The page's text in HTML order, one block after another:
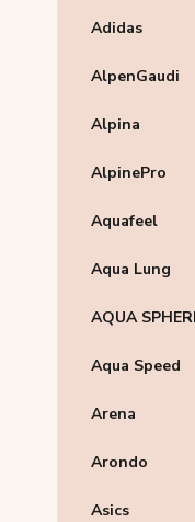
Adidas
AlpenGaudi
Alpina
AlpinePro
Aquafeel
Aqua Lung
AQUA
Aqua Speed
Arena
Arondo
Asics